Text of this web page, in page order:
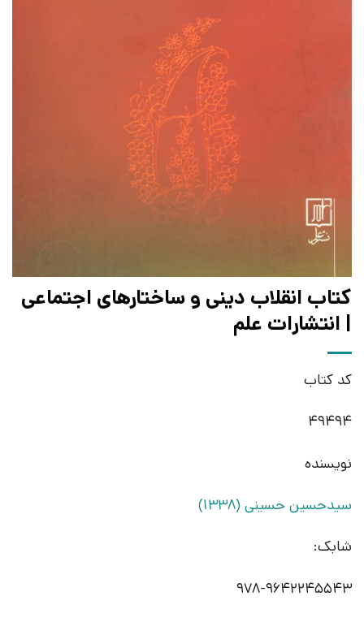
کتاب انقلاب دینی و ساختارهای اجتماعی
| انتشارات علم
کد کتاب
49494
نویسنده
سیدحسین حسینی (1338)
شابک:
978-9642245543